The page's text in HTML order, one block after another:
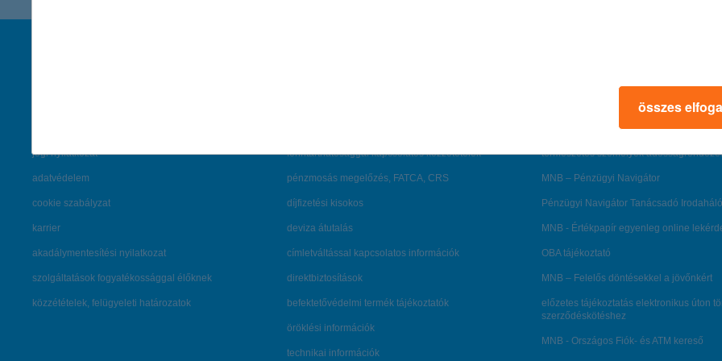
jogi nyilatkozat
adatvédelem
cookie szabályzat
karrier
akadálymentesítési nyilatkozat
szolgáltatások fogyatékossággal élőknek
közzétételek, felügyeleti határozatok
fenntarthatósággal kapcsolatos közzétételek
pénzmosás megelőzés, FATCA, CRS
díjfizetési kisokos
deviza átutalás
címletváltással kapcsolatos információk
direktbiztosítások
befektetővédelmi termék tájékoztatók
öröklési információk
technikai információk
gyűjtőszámlahitel információk
természetes személyek
MNB – Pénzügyi Navigátor
Pénzügyi Navigátor Tanácsadó
MNB - Értékpapír egyenleg online
OBA tájékoztató
MNB – Felelős döntésekkel a jövőnkért
előzetes tájékoztatás elektronikus úton
szerződéskötéshez
MNB - Országos Fiók- és ATM kereső
összes